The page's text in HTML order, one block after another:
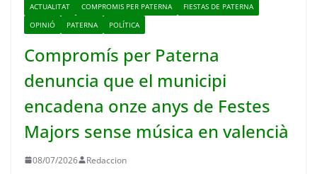
ACTUALITAT COMPROMIS PER PATERNA
FIESTAS DE PATERNA
OPINIÓ
PATERNA POLÍTICA
Compromís per Paterna
denuncia que el municipi
encadena onze anys de Festes
Majors sense música en valencià
08/07/2026 Redaccion